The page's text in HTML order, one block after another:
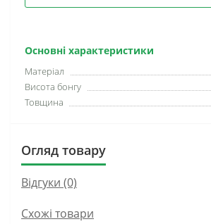
Основні характеристики
Матеріал
Висота бонгу
Товщина
Огляд товару
Відгуки (0)
Схожі товари